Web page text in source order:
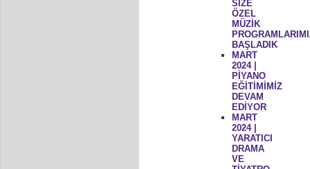
SİZE
ÖZEL
MÜZİK
BAŞLADIK
MART
2024 |
PİYANO
EĞİTİMİMİZ
DEVAM
EDİYOR
MART
2024 |
YARATICI
DRAMA
VE